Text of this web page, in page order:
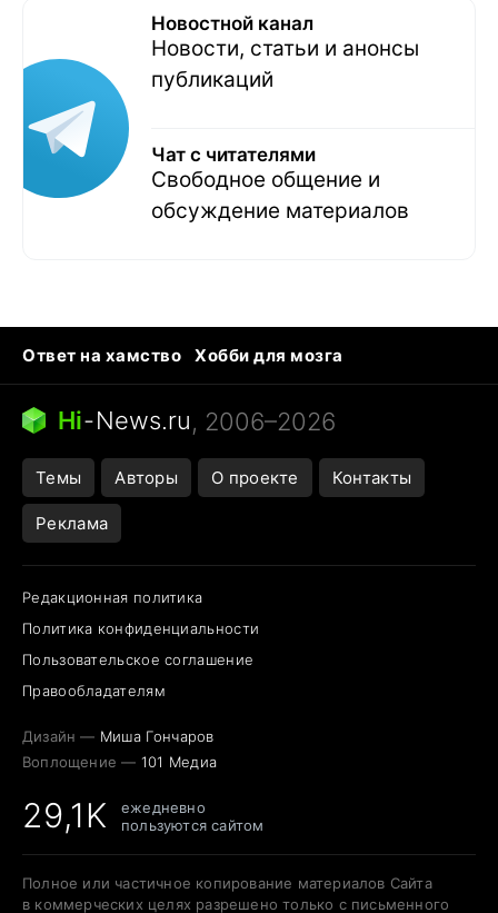
Новостной канал
Новости, статьи и анонсы
публикаций
Чат с читателями
Свободное общение и
обсуждение материалов
Ответ на хамство
Хобби для мозга
Бензин 100 и 95
Тунцы в океанариуме
Следующая пандемия
Hi-News.ru, 2006–2026
Темы Авторы О проекте Контакты
Реклама
Редакционная политика
Политика конфиденциальности
Пользовательское соглашение
Правообладателям
Дизайн — Миша Гончаров
Воплощение — 101 Медиа
29,1K
ежедневно
пользуются сайтом
Полное или частичное копирование материалов Сайта
в коммерческих целях разрешено только с письменного